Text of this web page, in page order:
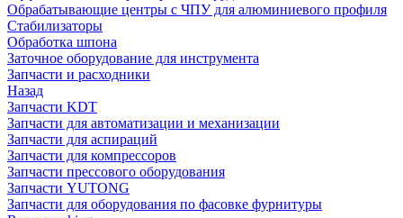
Обрабатывающие центры с ЧПУ для алюминиевого профиля
Стабилизаторы
Обработка шпона
Заточное оборудование для инструмента
Запчасти и расходники
Назад
Запчасти KDT
Запчасти для автоматизации и механизации
Запчасти для аспираций
Запчасти для компрессоров
Запчасти прессового оборудования
Запчасти YUTONG
Запчасти для оборудования по фасовке фурнитуры